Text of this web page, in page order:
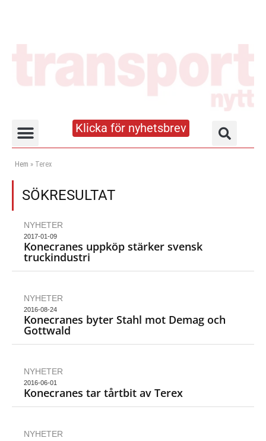
Klicka för nyhetsbrev
Hem » Terex
SÖKRESULTAT
NYHETER
2017-01-09
Konecranes uppköp stärker svensk
truckindustri
NYHETER
2016-08-24
Konecranes byter Stahl mot Demag och
Gottwald
NYHETER
2016-06-01
Konecranes tar tårtbit av Terex
NYHETER